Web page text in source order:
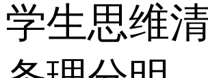
学生思维